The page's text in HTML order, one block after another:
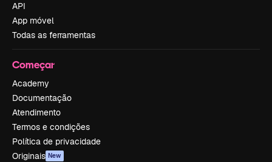
API
App móvel
Todas as ferramentas
Começar
Academy
Documentação
Atendimento
Termos e condições
Política de privacidade
Originais New